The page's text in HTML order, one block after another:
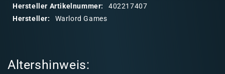
n
Hersteller Artikelnummer:
402217407
Hersteller:
Warlord Games
Altershinweis: